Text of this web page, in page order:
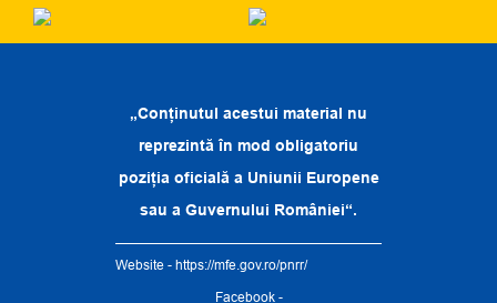
„Conținutul acestui material nu
reprezintă în mod obligatoriu
poziția oficială a Uniunii Europene
sau a Guvernului României“.
Website - https://mfe.gov.ro/pnrr/
Facebook -